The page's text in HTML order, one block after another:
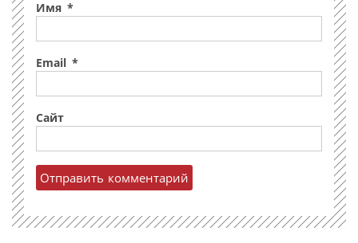
Имя *
Email *
Сайт